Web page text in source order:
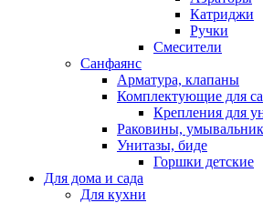
Катриджи
Ручки
Смесители
Санфаянс
Арматура, клапаны
Комплектующие для
Крепления для
Раковины,
Унитазы, биде
Горшки детские
Для дома и сада
Для кухни